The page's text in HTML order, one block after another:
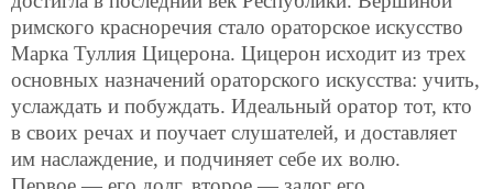
римского красноречия стало ораторское искусство
Марка Туллия Цицерона. Цицерон исходит из трех
основных назначений ораторского искусства: учить,
услаждать и побуждать. Идеальный оратор тот, кто
в своих речах и поучает слушателей, и доставляет
им наслаждение, и подчиняет себе их волю.